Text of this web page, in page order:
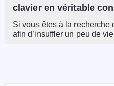
clavier en véritable
Si vous êtes à la recherche
afin d’insuffler un peu de